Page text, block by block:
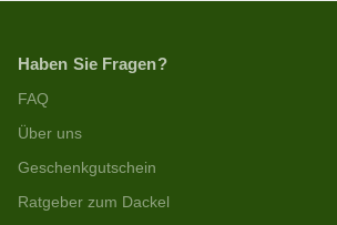
Haben Sie Fragen?
FAQ
Über uns
Geschenkgutschein
Ratgeber zum Dackel